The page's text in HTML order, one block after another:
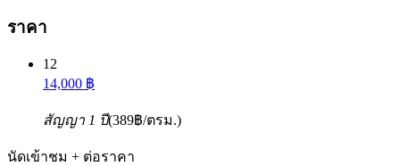
ราคา
12
14,000 ฿
สัญญา 1 ปี(389฿/ตรม.)
นัดเข้าชม + ต่อราคา